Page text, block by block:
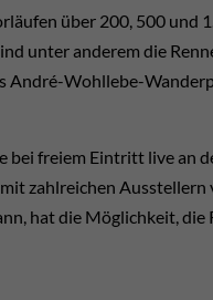
über 200, 500 und
unter anderem die
André-Wohllebe-
freiem Eintritt live an
zahlreichen
hat die Möglichkeit, die